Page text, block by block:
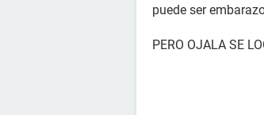
puede ser
PERO OJALA SE